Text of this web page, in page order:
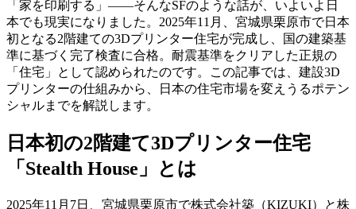
「家を印刷する」——そんなSFのような話が、いよいよ日
本でも現実になりました。2025年11月、宮城県栗原市で日本
初となる2階建ての3Dプリンター住宅が完成し、国の建築基
準に基づく完了検査に合格。耐震基準をクリアした正規の
「住宅」として認められたのです。この記事では、建設3D
プリンターの仕組みから、日本の住宅市場を変えうるポテン
シャルまでを解説します。
日本初の2階建て3Dプリンター住宅
「Stealth House」とは
2025年11月7日、宮城県栗原市で株式会社築（KIZUKI）と株